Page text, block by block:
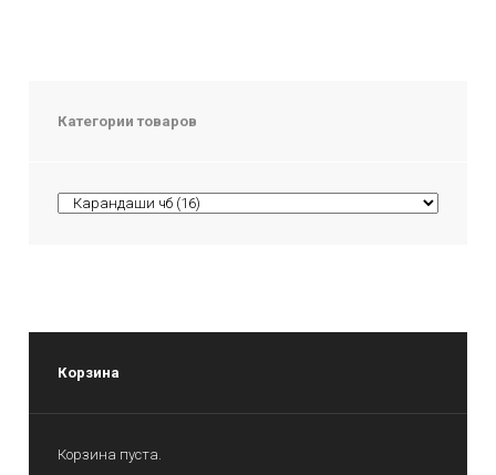
Категории товаров
Корзина
Корзина пуста.